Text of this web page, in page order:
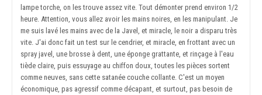
lampe torche, on les trouve assez vite. Tout démonter prend environ 1/2
heure. Attention, vous allez avoir les mains noires, en les manipulant. Je
me suis lavé les mains avec de la Javel, et miracle, le noir a disparu très
vite. J'ai donc fait un test sur le cendrier, et miracle, en frottant avec un
spray javel, une brosse à dent, une éponge grattante, et rinçage à l'eau
tiède claire, puis essuyage au chiffon doux, toutes les pièces sortent
comme neuves, sans cette satanée couche collante. C'est un moyen
économique, pas agressif comme décapant, et surtout, pas besoin de